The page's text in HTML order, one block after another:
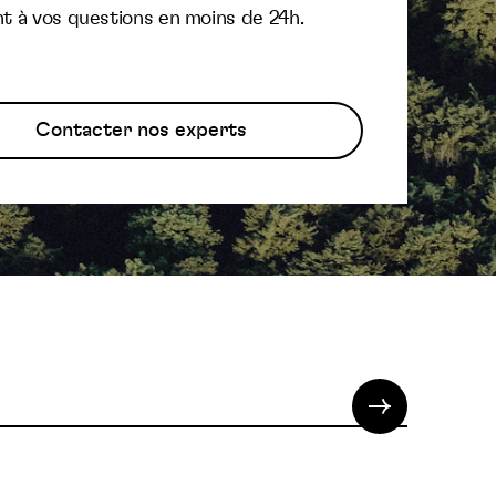
à vos questions en moins de 24h.
Contacter nos experts